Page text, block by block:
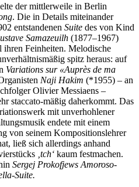
der mittlerweile in Berlin
. Die in Details miteinander
entstandenen Suite des von Kind
Samazeuilh (1877–1967)
ihren Feinheiten. Melodische
spitz heraus: auf
Variations sur «Auprès de ma
Naji Hakim (*1955) – an
Olivier Messiaens –
staccato-mäßig daherkommt. Das
mit unverhohlener
endete mit einem
von seinem Kompositionslehrer
ließ sich allerdings anhand
‚tch‘ kaum festmachen.
Sergej Prokofjews Amoroso-
Suite.